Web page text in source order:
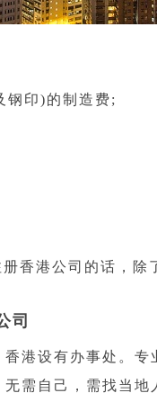
印)的制造费;
港公司的话，除
司
设有办事处。专
需自己，需找当地